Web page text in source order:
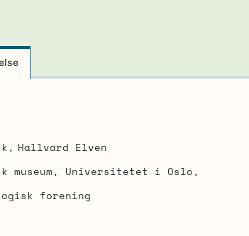
Hallvard Elven
museum, Universitetet i Oslo
forening